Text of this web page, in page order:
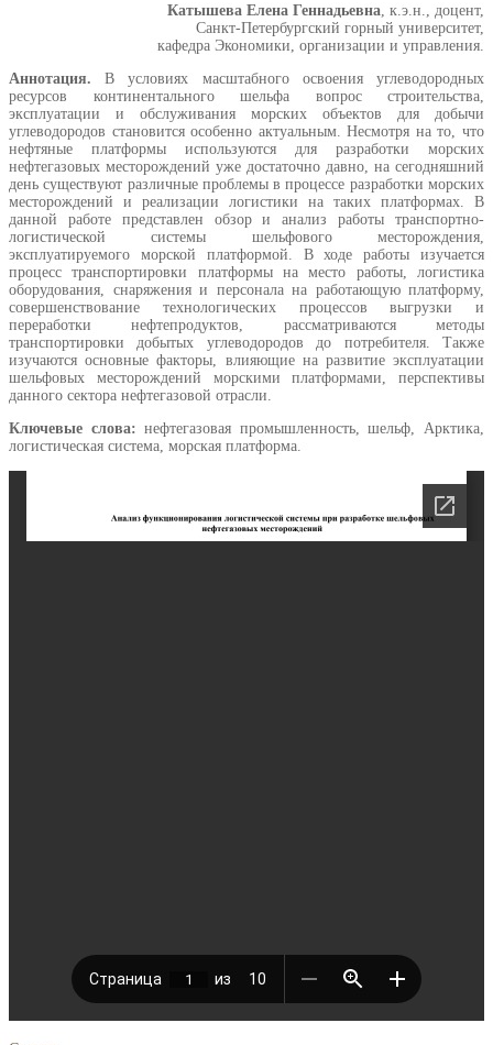
Катышева Елена Геннадьевна , к.э.н., доцент,
Санкт-Петербургский горный университет,
кафедра Экономики, организации и управления.
Аннотация. В условиях масштабного освоения углеводородных
ресурсов континентального шельфа вопрос строительства,
эксплуатации и обслуживания морских объектов для добычи
углеводородов становится особенно актуальным. Несмотря на то, что
нефтяные платформы используются для разработки морских
нефтегазовых месторождений уже достаточно давно, на сегодняшний
день существуют различные проблемы в процессе разработки морских
месторождений и реализации логистики на таких платформах. В
данной работе представлен обзор и анализ работы транспортно-
логистической системы шельфового месторождения,
эксплуатируемого морской платформой. В ходе работы изучается
процесс транспортировки платформы на место работы, логистика
оборудования, снаряжения и персонала на работающую платформу,
совершенствование технологических процессов выгрузки и
переработки нефтепродуктов, рассматриваются методы
транспортировки добытых углеводородов до потребителя. Также
изучаются основные факторы, влияющие на развитие эксплуатации
шельфовых месторождений морскими платформами, перспективы
данного сектора нефтегазовой отрасли.
Ключевые слова: нефтегазовая промышленность, шельф, Арктика,
логистическая система, морская платформа.